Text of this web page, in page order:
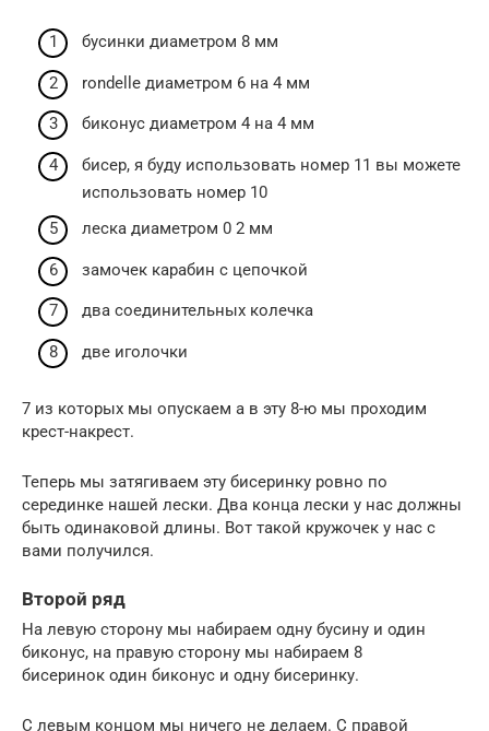
бусинки диаметром 8 мм
rondelle диаметром 6 на 4 мм
биконус диаметром 4 на 4 мм
бисер, я буду использовать номер 11 вы можете
использовать номер 10
леска диаметром 0 2 мм
замочек карабин с цепочкой
два соединительных колечка
две иголочки
7 из которых мы опускаем а в эту 8-ю мы проходим
крест-накрест.
Теперь мы затягиваем эту бисеринку ровно по
серединке нашей лески. Два конца лески у нас должны
быть одинаковой длины. Вот такой кружочек у нас с
вами получился.
Второй ряд
На левую сторону мы набираем одну бусину и один
биконус, на правую сторону мы набираем 8
бисеринок один биконус и одну бисеринку.
С левым концом мы ничего не делаем. С правой